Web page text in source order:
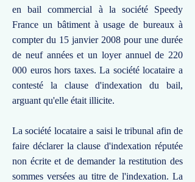
en bail commercial à la société Speedy
France un bâtiment à usage de bureaux à
compter du 15 janvier 2008 pour une durée
de neuf années et un loyer annuel de 220
000 euros hors taxes. La société locataire a
contesté la clause d'indexation du bail,
arguant qu'elle était illicite.
La société locataire a saisi le tribunal afin de
faire déclarer la clause d'indexation réputée
non écrite et de demander la restitution des
sommes versées au titre de l'indexation. La